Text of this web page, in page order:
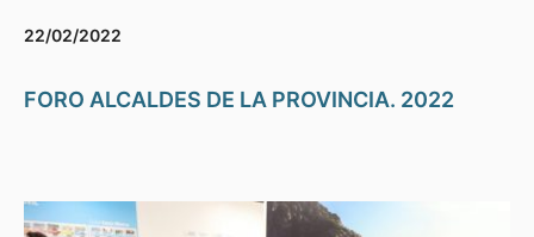
22/02/2022
FORO ALCALDES DE LA PROVINCIA. 2022